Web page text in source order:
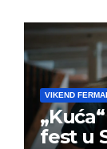
VIKEND
fest u